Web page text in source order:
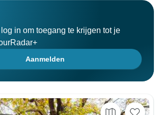
in om toegang te krijgen tot je
Aanmelden